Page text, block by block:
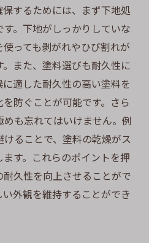
するためには、まず下地処
。下地がしっかりしていな
っても剥がれやひび割れが
また、塗料選びも耐久性に
適した耐久性の高い塗料を
防ぐことが可能です。さら
も忘れてはいけません。例
ることで、塗料の乾燥がス
す。これらのポイントを押
久性を向上させることがで
外観を維持することができ